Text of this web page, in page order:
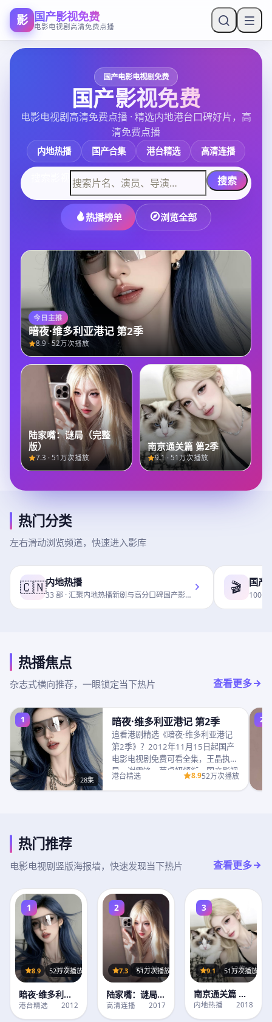
影 国产影视免费
电影电视剧高清免费点播
国产电影电视剧免费
国产影视免费
电影电视剧高清免费点播 · 精选内地港台口碑好片，高
清免费点播
内地热播 国产合集 港台精选 高清连播
搜索
热播榜单 浏览全部
今日主推
暗夜·维多利亚港记 第2季
8.9· 52万次播放
陆家嘴：谜局（完整
版）
7.3 · 51万次播放
南京通关篇 第2季
9.1 · 51万次播放
热门分类
左右滑动浏览频道，快速进入影库
🇨🇳内地热播
33部 ·汇聚内地热播新剧与高分口碑国产影… 🎬 国产
100
热播焦点
杂志式横向推荐，一眼锁定当下热片 查看更多
1
28集
暗夜·维多利亚港记 第2季
追看港剧精选《暗夜·维多利亚港记
第2季》？2012年11月15日起国产
电影电视剧免费可看全集，王晶执
导，谢霆锋、蔡卓妍领衔，国产影视
免费同步超…
港台精选 8.952万次播放
2
热门推荐
电影电视剧竖版海报墙，快速发现当下热片 查看更多
1
28集
8.9 52万次播放
暗夜·维多利亚
港记 第2季
港台精选 2012
2
95分钟
7.3 51万次播放
陆家嘴：谜局
（完整版）
高清连播 2017
3
12集
9.1 51万次播放
南京通关篇 第2
季
内地热播 2018